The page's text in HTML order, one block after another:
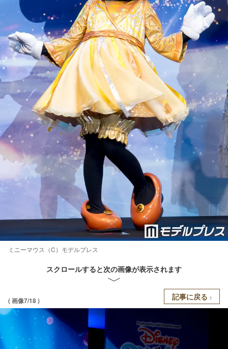
ミニーマウス（C）モデルプレス
スクロールすると次の画像が表示されます
( 画像7/18 ) 記事に戻る